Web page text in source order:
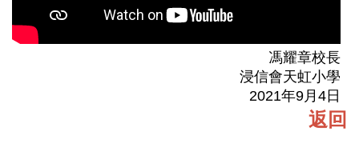
馮耀章校長
浸信會天虹小學
2021年9月4日
返回